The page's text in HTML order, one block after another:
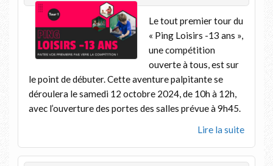
Le tout premier tour du
« Ping Loisirs -13 ans »,
une compétition
ouverte à tous, est sur
le point de débuter. Cette aventure palpitante se
déroulera le samedi 12 octobre 2024, de 10h à 12h,
avec l’ouverture des portes des salles prévue à 9h45.
Lire la suite